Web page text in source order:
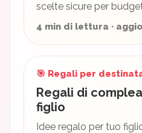
scelte sicure per
4 min di lettura ·
🎯 Regali per
Regali di
figlio
Idee regalo per tuo